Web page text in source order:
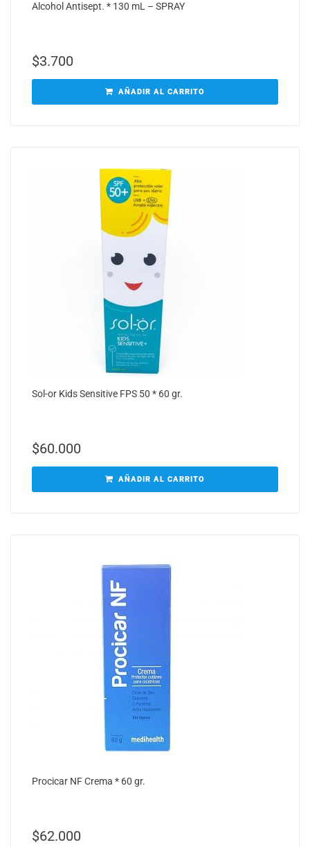
Alcohol Antisept. * 130 mL – SPRAY
$3.700
AÑADIR AL CARRITO
Sol-or Kids Sensitive FPS 50 * 60 gr.
$60.000
AÑADIR AL CARRITO
Procicar NF Crema * 60 gr.
$62.000